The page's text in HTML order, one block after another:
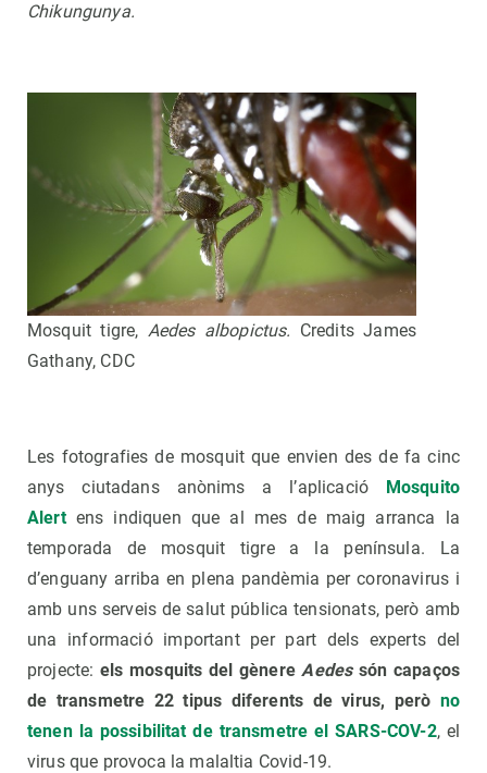
Chikungunya.
Mosquit tigre, Aedes albopictus. Credits James
Gathany, CDC
Les fotografies de mosquit que envien des de fa cinc
anys ciutadans anònims a l’aplicació Mosquito
Alertens indiquen que al mes de maig arranca la
temporada de mosquit tigre a la península. La
d’enguany arriba en plena pandèmia per coronavirus i
amb uns serveis de salut pública tensionats, però amb
una informació important per part dels experts del
projecte:els mosquits del gènere Aedessón capaços
de transmetre 22 tipus diferents de virus, però no
tenen la possibilitat de transmetre el SARS-COV-2, el
virus que provoca la malaltia Covid-19.